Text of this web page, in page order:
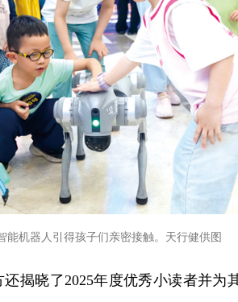
能机器人引得孩子们亲密接触。天行健供图
揭晓了2025年度优秀小读者并为